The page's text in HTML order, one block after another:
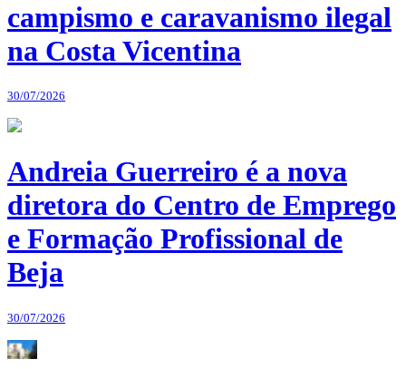
campismo e caravanismo ilegal
na Costa Vicentina
30/07/2026
Andreia Guerreiro é a nova
diretora do Centro de Emprego
e Formação Profissional de
Beja
30/07/2026